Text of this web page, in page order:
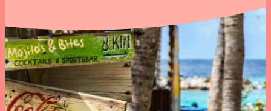
Contact
Blog
Download documenten